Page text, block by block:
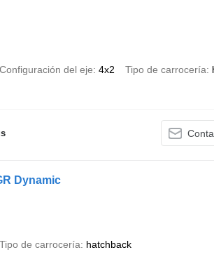
Configuración del eje 4x2 Tipo de carrocería
Dynamic
Tipo de carrocería hatchback